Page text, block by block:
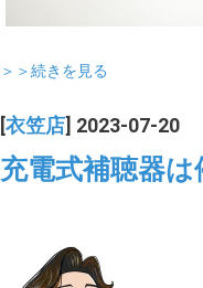
＞＞続きを見る
[衣笠店] 2023-07-20
充電式補聴器は